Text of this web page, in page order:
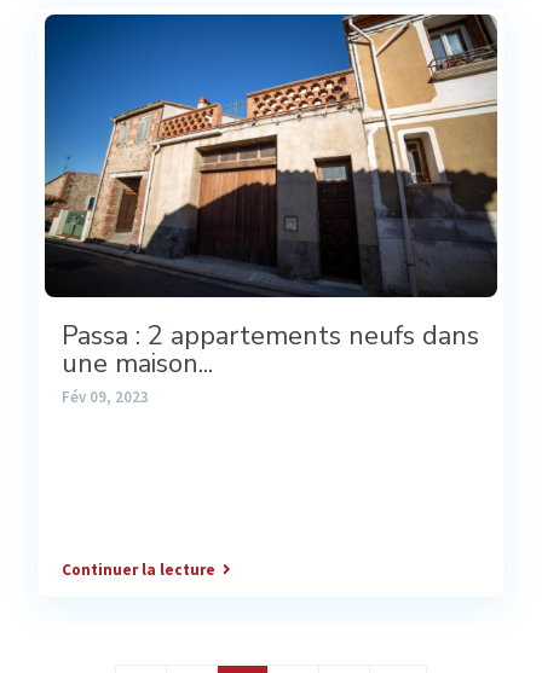
Passa : 2 appartements neufs dans
une maison...
Fév 09, 2023
Continuer la lecture